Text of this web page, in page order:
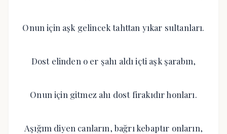
Onun için aşk gelincek tahttan yıkar sultanları.
Dost elinden o er şahı aldı içti aşk şarabın,
Onun için gitmez ahı dost firakıdır honları.
Aşığım diyen canların, bağrı kebaptır onların,